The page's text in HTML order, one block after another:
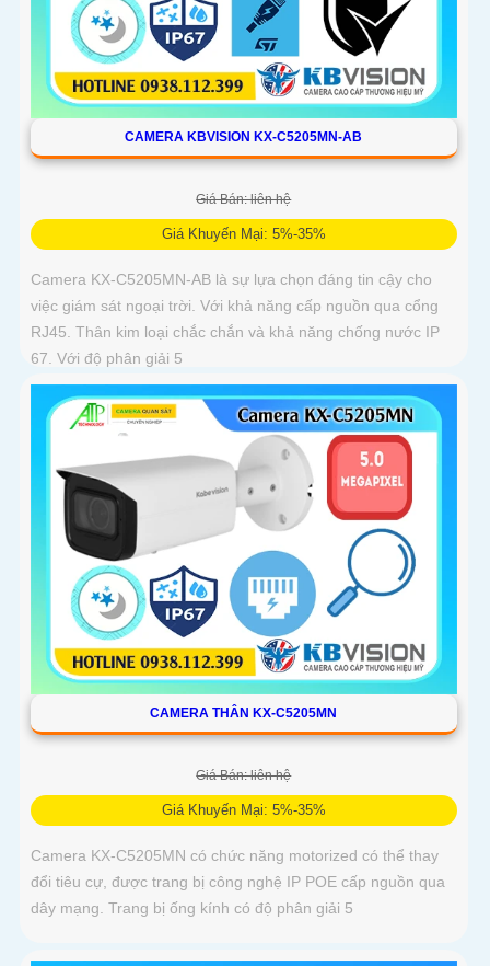
CAMERA KBVISION KX-C5205MN-AB
Giá Bán: liên hệ
Giá Khuyến Mại: 5%-35%
Camera KX-C5205MN-AB là sự lựa chọn đáng tin cậy cho
việc giám sát ngoại trời. Với khả năng cấp nguồn qua cổng
RJ45. Thân kim loại chắc chắn và khả năng chống nước IP
67. Với độ phân giải 5
CAMERA THÂN KX-C5205MN
Giá Bán: liên hệ
Giá Khuyến Mại: 5%-35%
Camera KX-C5205MN có chức năng motorized có thể thay
đổi tiêu cự, được trang bị công nghệ IP POE cấp nguồn qua
dây mạng. Trang bị ống kính có độ phân giải 5